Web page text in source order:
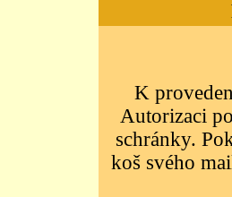
K
Autorizaci
schránky.
koš svého